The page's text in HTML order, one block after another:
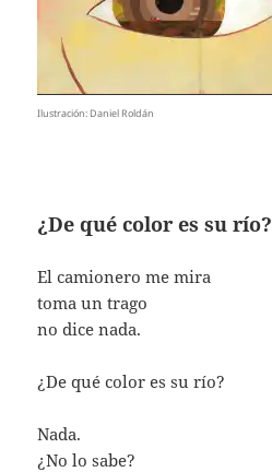
Ilustración: Daniel Roldán
¿De qué color es su río?
El camionero me mira
toma un trago
no dice nada.
¿De qué color es su río?
Nada.
¿No lo sabe?